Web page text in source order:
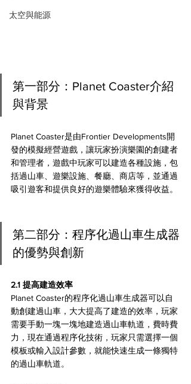
太空與能源
第一部分：Planet Coaster介紹
與背景
Planet Coaster是由Frontier Developments開
發的模擬經營遊戲，讓玩家扮演樂園的創建者
和管理者，遊戲中玩家可以建造各種設施，包
括過山車、遊樂設施、餐廳、商店等，並通過
吸引遊客和提供良好的遊樂體驗來獲得收益。
第二部分：程序化過山車生成器
的優勢與創新
2.1 提高建造效率
Planet Coaster的程序化過山車生成器可以自
動創建過山車，大大提高了建造的效率，玩家
需要手動一塊一塊地建造過山車軌道，費時費
力，現在通過程序化技術，玩家只需選擇一個
模板或輸入設計參數，就能快速生成一條獨特
的過山車軌道。